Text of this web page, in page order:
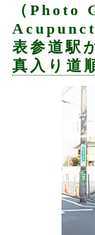
（Photo
表参道駅
真入り道